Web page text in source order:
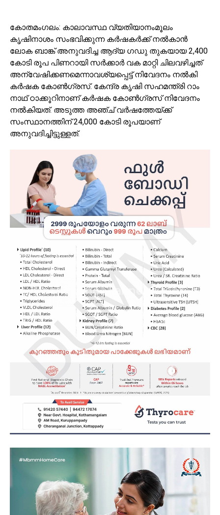
കോതമംഗലം: കാലാവസ്ഥ വ്യതിയാനംമൂലം
കൃഷിനാശം സംഭവിക്കുന്ന കര്‍ഷകര്‍ക്ക് നല്‍കാന്‍
ലോക ബാങ്ക് അനുവദിച്ച ആദ്യ ഗഡു തുകയായ 2,400
കോടി രൂപ പിണറായി സര്‍ക്കാര്‍ വക മാറ്റി ചിലവഴിച്ചത്
അന്വേഷിക്കണമെന്നാവശ്യപ്പെട്ട് നിവേദനം നല്‍കി
കര്‍ഷക കോണ്‍ഗ്രസ്. കേന്ദ്ര കൃഷി സഹമന്ത്രി റാം
നാഥ് ഠാക്കൂറിനാണ് കര്‍ഷക കോണ്‍ഗ്രസ് നിവേദനം
നല്‍കിയത്. അടുത്ത അഞ്ച് വര്‍ഷത്തേയ്ക്ക്
സംസ്ഥാനത്തിന് 24,000 കോടി രൂപയാണ്
അനുവദിച്ചിട്ടുള്ളത്.